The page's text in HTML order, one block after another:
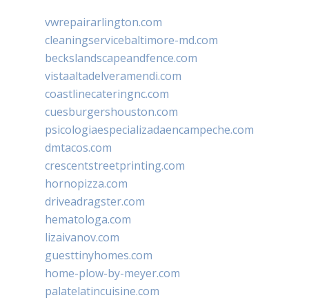
vwrepairarlington.com
cleaningservicebaltimore-md.com
beckslandscapeandfence.com
vistaaltadelveramendi.com
coastlinecateringnc.com
cuesburgershouston.com
psicologiaespecializadaencampeche.com
dmtacos.com
crescentstreetprinting.com
hornopizza.com
driveadragster.com
hematologa.com
lizaivanov.com
guesttinyhomes.com
home-plow-by-meyer.com
palatelatincuisine.com